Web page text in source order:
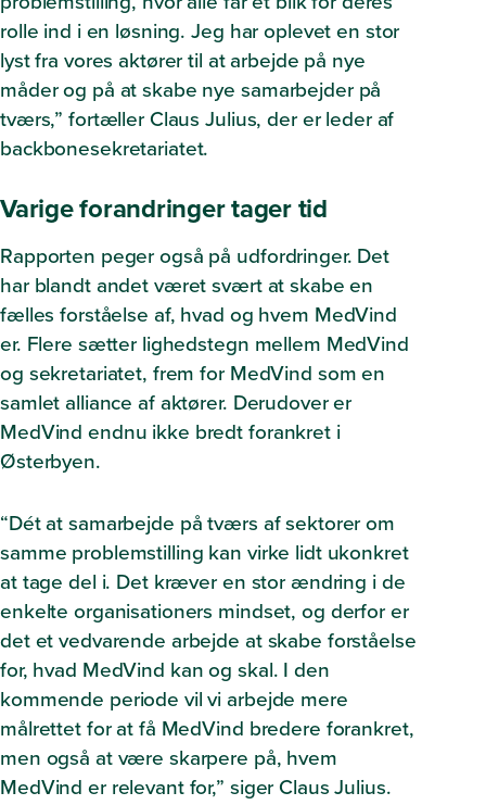
rolle ind i en løsning. Jeg har oplevet en stor
lyst fra vores aktører til at arbejde på nye
måder og på at skabe nye samarbejder på
tværs,” fortæller Claus Julius, der er leder af
backbonesekretariatet.
Varige forandringer tager tid
Rapporten peger også på udfordringer. Det
har blandt andet været svært at skabe en
fælles forståelse af, hvad og hvem MedVind
er. Flere sætter lighedstegn mellem MedVind
og sekretariatet, frem for MedVind som en
samlet alliance af aktører. Derudover er
MedVind endnu ikke bredt forankret i
Østerbyen.
“Dét at samarbejde på tværs af sektorer om
samme problemstilling kan virke lidt ukonkret
at tage del i. Det kræver en stor ændring i de
enkelte organisationers mindset, og derfor er
det et vedvarende arbejde at skabe forståelse
for, hvad MedVind kan og skal. I den
kommende periode vil vi arbejde mere
målrettet for at få MedVind bredere forankret,
men også at være skarpere på, hvem
MedVind er relevant for,” siger Claus Julius.